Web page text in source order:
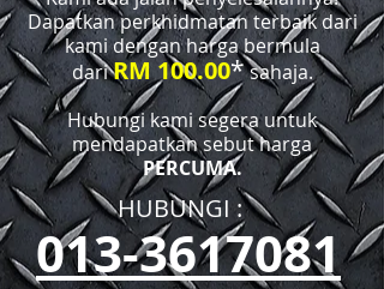
Dapatkan perkhidmatan terbaik dari
kami dengan harga bermula
dariRM 100.00*sahaja.
Hubungi kami segera untuk
mendapatkan sebut harga
PERCUMA.
HUBUNGI :​​
013-3617081